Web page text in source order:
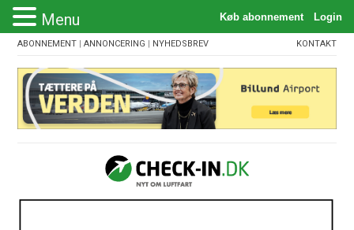
ABONNEMENT |ANNONCERING | NYHEDSBREV KONTAKT
Menu